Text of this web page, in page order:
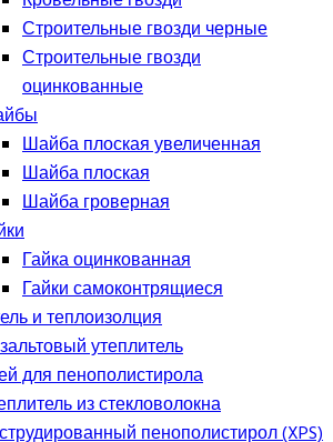
Строительные гвозди черные
Строительные гвозди
оцинкованные
Шайба плоская увеличенная
Шайба плоская
Шайба гроверная
Гайка оцинкованная
Гайки самоконтрящиеся
и теплоизолция
утеплитель
для пенополистирола
из стекловолокна
пенополистирол (XPS)